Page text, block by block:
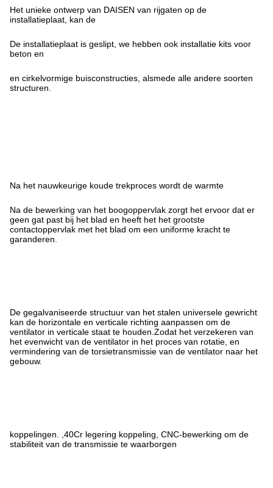
Het unieke ontwerp van DAISEN van rijgaten op de
installatieplaat, kan de
De installatieplaat is geslipt, we hebben ook installatie kits voor
beton en
en cirkelvormige buisconstructies, alsmede alle andere soorten
structuren.
Na het nauwkeurige koude trekproces wordt de warmte
Na de bewerking van het boogoppervlak zorgt het ervoor dat er
geen gat past bij het blad en heeft het het grootste
contactoppervlak met het blad om een uniforme kracht te
garanderen.
De gegalvaniseerde structuur van het stalen universele gewricht
kan de horizontale en verticale richting aanpassen om de
ventilator in verticale staat te houden.Zodat het verzekeren van
het evenwicht van de ventilator in het proces van rotatie, en
vermindering van de torsietransmissie van de ventilator naar het
gebouw.
koppelingen. ,40Cr legering koppeling, CNC-bewerking om de
stabiliteit van de transmissie te waarborgen